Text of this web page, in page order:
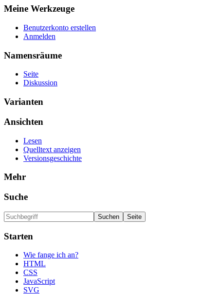
Meine Werkzeuge
Benutzerkonto erstellen
Anmelden
Namensräume
Seite
Diskussion
Varianten
Ansichten
Lesen
Quelltext anzeigen
Versionsgeschichte
Mehr
Suche
Starten
Wie fange ich an?
HTML
CSS
JavaScript
SVG